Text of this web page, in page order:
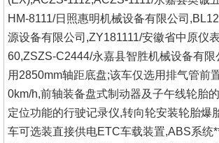
HM-8111/日照惠明机械设备有限公司
源设备有限公司,ZY181111/安徽省中原仪
60,ZSZS-C2444/永嘉县智胜机械设备有
用2850mm轴距底盘;该车仅选用排气管前
0km/h,前轴装备盘式制动器及子午线轮胎
定位功能的行驶记录仪,转向轮安装轮胎爆
车可选装直接供电ETC车载装置,ABS系统